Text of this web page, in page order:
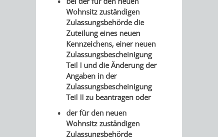
HILFE
MENSCHEN
BEHINDERUNG
MENSCHEN
MIT
DEMENZ
MIGRANTENBAUHERREN
BAUHERRENBERATUNG
GRUNDSTÜCKSWERTERMITTLUNG
BERATUNGSERGEBNISSE
TAGESORDNUNG
/
SITZUNGSUNTERLAGEN
UMLEGUNGSAUSSCHUSS
AUSSCHÜSSE
Wohnsitz zuständigen
Zulassungsbehörde die
Zuteilung eines neuen
Kennzeichens, einer neuen
Zulassungsbescheinigung
Teil I und die Änderung der
Angaben in der
Zulassungsbescheinigung
Teil II zu beantragen oder
der für den neuen
Wohnsitz zuständigen
Zulassungsbehörde